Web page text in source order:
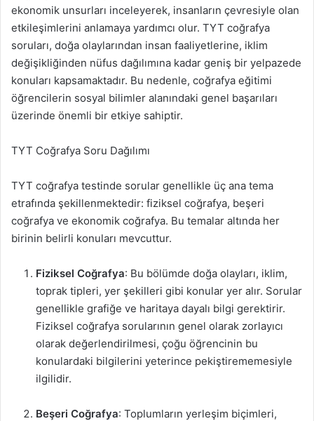
ekonomik unsurları inceleyerek, insanların çevresiyle olan
etkileşimlerini anlamaya yardımcı olur. TYT coğrafya
soruları, doğa olaylarından insan faaliyetlerine, iklim
değişikliğinden nüfus dağılımına kadar geniş bir yelpazede
konuları kapsamaktadır. Bu nedenle, coğrafya eğitimi
öğrencilerin sosyal bilimler alanındaki genel başarıları
üzerinde önemli bir etkiye sahiptir.
TYT Coğrafya Soru Dağılımı
TYT coğrafya testinde sorular genellikle üç ana tema
etrafında şekillenmektedir: fiziksel coğrafya, beşeri
coğrafya ve ekonomik coğrafya. Bu temalar altında her
birinin belirli konuları mevcuttur.
Fiziksel Coğrafya: Bu bölümde doğa olayları, iklim,
toprak tipleri, yer şekilleri gibi konular yer alır. Sorular
genellikle grafiğe ve haritaya dayalı bilgi gerektirir.
Fiziksel coğrafya sorularının genel olarak zorlayıcı
olarak değerlendirilmesi, çoğu öğrencinin bu
konulardaki bilgilerini yeterince pekiştirememesiyle
ilgilidir.
Beşeri Coğrafya: Toplumların yerleşim biçimleri,